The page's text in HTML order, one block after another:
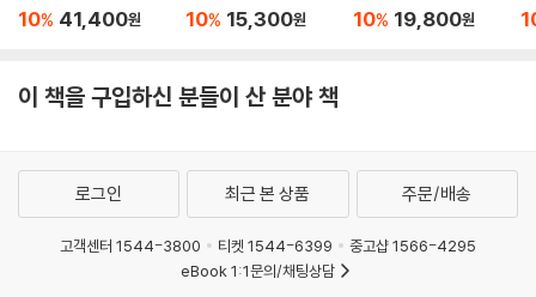
해 쓸 권리 세트
10% 41,400원 10% 15,300원 10% 19,800원
이 책을 구입하신 분들이 산 분야 책
로그인 최근 본 상품 주문/배송
고객센터 1544-3800 티켓 1544-6399
중고샵 1566-4295
eBook 1:1문의/채팅상담